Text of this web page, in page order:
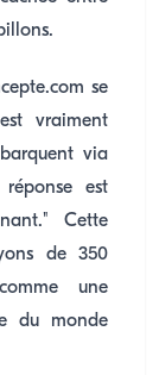
se
vraiment
via
est
Cette
de 350
une
du monde